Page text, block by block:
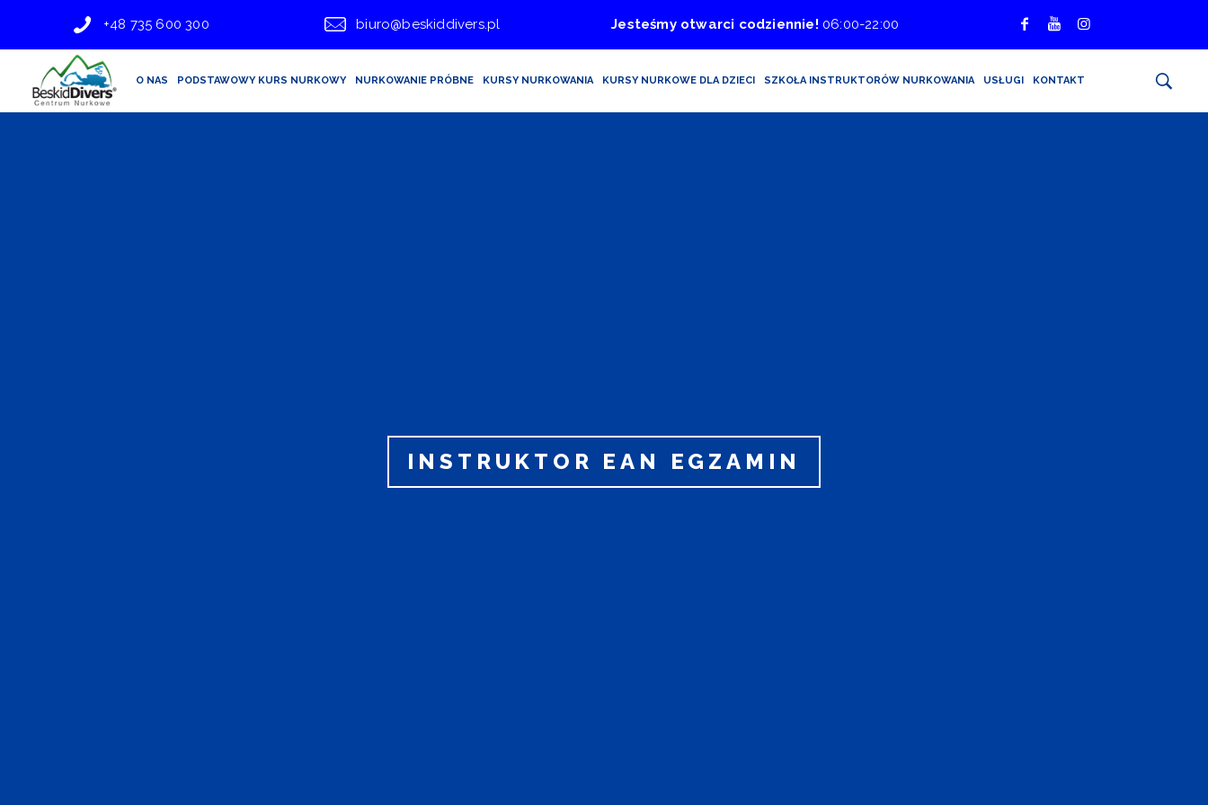
+48 735 600 300 biuro@beskiddivers.pl Jesteśmy otwarci codziennie! 06:00-22:00
O NAS PODSTAWOWY KURS NURKOWY NURKOWANIE PRÓBNE KURSY NURKOWANIA KURSY NURKOWE DLA DZIECI SZKOŁA INSTRUKTORÓW NURKOWANIA USŁUGI KONTAKT
INSTRUKTOR EAN EGZAMIN